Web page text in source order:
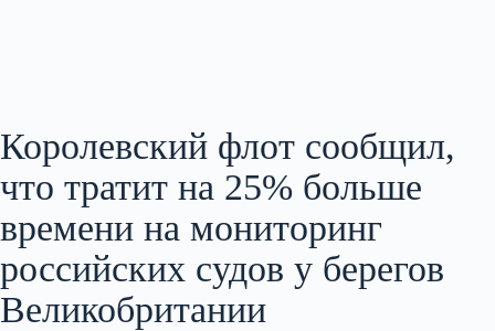
Королевский флот сообщил,
что тратит на 25% больше
времени на мониторинг
российских судов у берегов
Великобритании